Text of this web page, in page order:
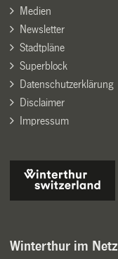
Medien
Newsletter
Stadtpläne
Superblock
Datenschutzerklärung
Disclaimer
Impressum
Winterthur im Netz